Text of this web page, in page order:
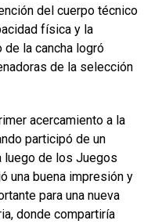
del cuerpo técnico
física y la
la cancha logró
de la selección
acercamiento a la
participó de un
luego de los Juegos
una buena impresión y
para una nueva
donde compartiría